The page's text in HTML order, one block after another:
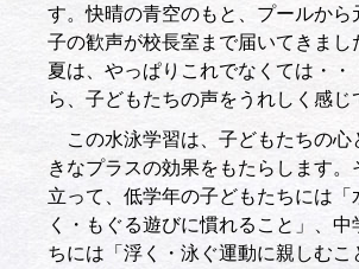
す。快晴の青空のもと、プールから
子の歓声が校長室まで届いてきまし
夏は、やっぱりこれでなくては・・
ら、子どもたちの声をうれしく感じ
この水泳学習は、子どもたちの心
きなプラスの効果をもたらします。
立って、低学年の子どもたちには「
く・もぐる遊びに慣れること」、中
ちには「浮く・泳ぐ運動に親しむこ